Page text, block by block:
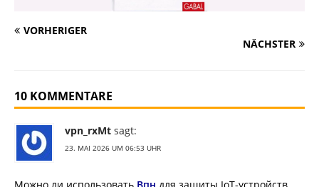
VORHERIGER
NÄCHSTER
10 KOMMENTARE
vpn_rxMt sagt:
23. MAI 2026 UM 06:53 UHR
Можно ли использовать Впн для защиты IoT-устройств